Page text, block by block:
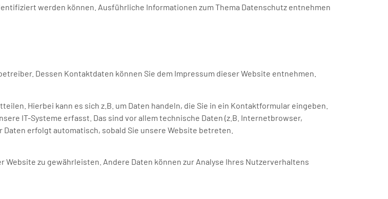
werden können. Ausführliche Informationen zum Thema Datenschutz entnehmen
Dessen Kontaktdaten können Sie dem Impressum dieser Website entnehmen.
Hierbei kann es sich z.B. um Daten handeln, die Sie in ein Kontaktformular eingeben.
IT-Systeme erfasst. Das sind vor allem technische Daten (z.B. Internetbrowser,
erfolgt automatisch, sobald Sie unsere Website betreten.
zu gewährleisten. Andere Daten können zur Analyse Ihres Nutzerverhaltens